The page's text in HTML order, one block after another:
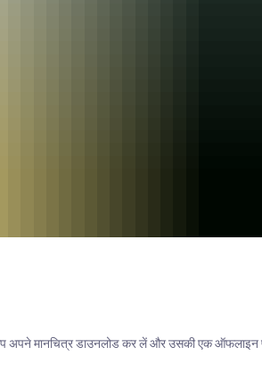
अपने मानचित्र डाउनलोड कर लें और उसकी एक ऑफलाइन